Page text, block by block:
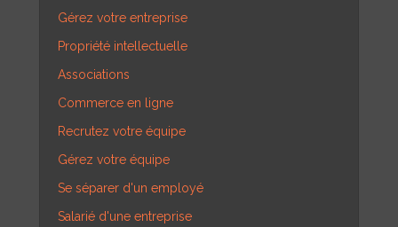
Gérez votre entreprise
Propriété intellectuelle
Associations
Commerce en ligne
Recrutez votre équipe
Gérez votre équipe
Se séparer d'un employé
Salarié d'une entreprise